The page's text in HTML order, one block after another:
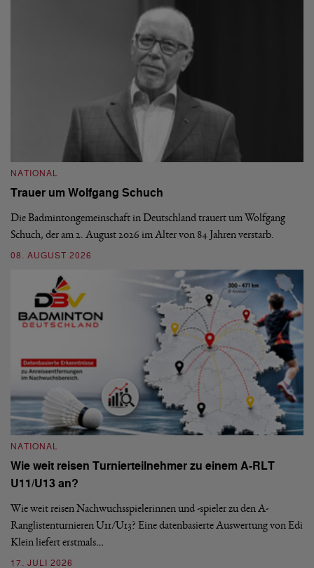
NATIONAL
Trauer um Wolfgang Schuch
Die Badmintongemeinschaft in Deutschland trauert um Wolfgang
Schuch, der am 2. August 2026 im Alter von 84 Jahren verstarb.
08. AUGUST 2026
NATIONAL
Wie weit reisen Turnierteilnehmer zu einem A-RLT
U11/U13 an?
Wie weit reisen Nachwuchsspielerinnen und -spieler zu den A-
Ranglistenturnieren U11/U13? Eine datenbasierte Auswertung von Edi
Klein liefert erstmals…
17. JULI 2026